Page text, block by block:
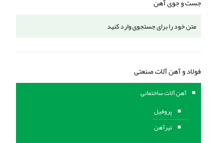
فولاد و آهن آلات صنعتی
آهن آلات ساختمانی
پروفیل
تیرآهن